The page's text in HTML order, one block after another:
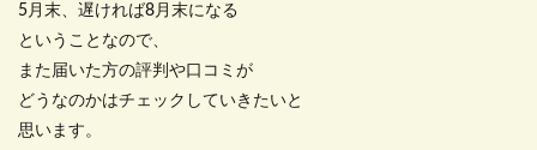
5月末、遅ければ8月末になる
ということなので、
また届いた方の評判や口コミが
どうなのかはチェックしていきたいと
思います。